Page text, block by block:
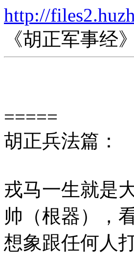
http://
《胡正军事经》
=====
胡正兵法篇：
戎马一生就是
帅（根器），
想象跟任何人